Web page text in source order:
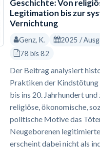
Geschichte: Von
Legitimation bis zur
Vernichtung
Genz, K.
2025 /
78 bis 82
Der Beitrag analysiert
Praktiken der
bis ins 20. Jahrhundert
religiöse, ökonomische,
politische Motive das
Neugeborenen
erscheint dabei nicht als